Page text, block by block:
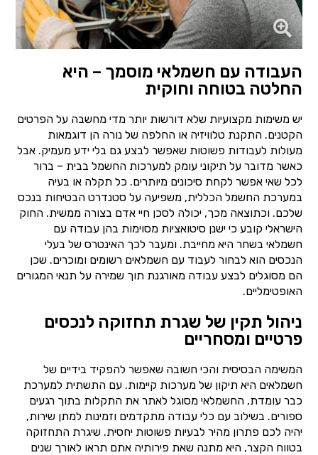
העבודה עם חשמלאי מוסמך – היא
החלטה בטוחה וחוקית
יש משימות מקצועיות שלא דורשות יותר מדי מחשבה על הפרטים
הקטנים. התקנת טלוויזיה או החלפה של נורה הן דוגמאות
מעולות לעבודות פשוטות שאפשר לבצע גם בלי ידע מעמיק. אבל
כאשר מדובר על תיקוני עומק למערכות החשמל בבית – ברור
לכל שאי אפשר לקחת סיכונים מיותרים. כל תקלה או בעיה
במערכת החשמל הכללית, משפיעה על סטנדרט הבטיחות בנכס
שלכם. וכתוצאה מכך, יכולה לסכן חיי אדם בצורה ממשית. החוק
הישראלי קובע כי ישנן סיטואציות מסוימות בהן עבודה עם
חשמלאי בשחר היא מחייבת. ומעבר לכך האינטרס של בעלי
הנכסים הוא לבחור לעבוד עם חשמלאים רשומים ומוכרים. שכן
הם מסוגלים לבצע עבודה מאורגנת תוך שמירה על תנאי המגורים
האופטימליים.
ניהול תקין של שגרת תחזוקה לנכסים
פרטיים ומסחריים
המשימה הבסיסית והכי חשובה שאפשר להפקיד בידיים של
חשמלאים היא תיקון של מערכות קיימות. עם התשתית למערכת
כבר עומדת, החשמלאי מסוגל לאתר את התקלות בתוך רגעים
ספורים. בשילוב עם כלי עבודה מתקדמים וזמינות למתן שירות,
יהיה לכם פתרון מהיר לבעיות פשוטות יחסית. שיגרת התחזוקה
בטווח הקצר, היא מתנה שאת פירותיה אתם תראו לאורך שנים